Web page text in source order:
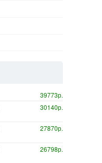
39773р.
30140р.
27870р.
26798р.